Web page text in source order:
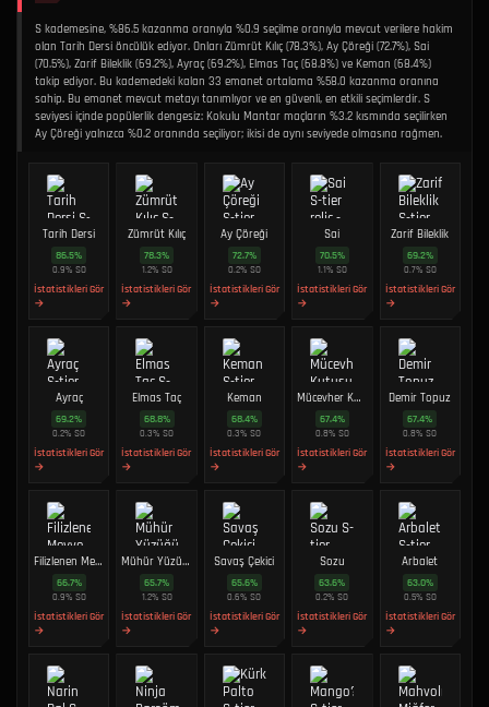
S kademesine, %86.5 kazanma oranıyla %0.9 seçilme oranıyla mevcut verilere hakim
olan Tarih Dersi öncülük ediyor. Onları Zümrüt Kılıç (78.3%), Ay Çöreği (72.7%), Sai
(70.5%), Zarif Bileklik (69.2%), Ayraç (69.2%), Elmas Taç (68.8%) ve Keman (68.4%)
takip ediyor. Bu kademedeki kalan 33 emanet ortalama %58.0 kazanma oranına
sahip. Bu emanet mevcut metayı tanımlıyor ve en güvenli, en etkili seçimlerdir. S
seviyesi içinde popülerlik dengesiz: Kokulu Mantar maçların %3.2 kısmında seçilirken
Ay Çöreği yalnızca %0.2 oranında seçiliyor; ikisi de aynı seviyede olmasına rağmen.
Tarih Dersi
86.5%
0.9% SO
İstatistikleri Gör
→
Zümrüt Kılıç
78.3%
1.2% SO
İstatistikleri Gör
→
Ay Çöreği
72.7%
0.2% SO
İstatistikleri Gör
→
Sai
70.5%
1.1% SO
İstatistikleri Gör
→
Zarif Bileklik
69.2%
0.7% SO
İstatistikleri Gör
→
Ayraç
69.2%
0.2%SO
İstatistikleri Gör
→
Elmas Taç
68.8%
0.3%SO
İstatistikleri Gör
→
Keman
68.4%
0.3%SO
İstatistikleri Gör
→
Mücevher Kutusu
67.4%
0.8% SO
İstatistikleri Gör
→
Demir Topuz
67.4%
0.8%SO
İstatistikleri Gör
→
Filizlenen Meyve
66.7%
0.9% SO
İstatistikleri Gör
→
Mühür Yüzüğü
65.7%
1.2% SO
İstatistikleri Gör
→
Savaş Çekici
65.6%
0.6%SO
İstatistikleri Gör
→
Sozu
63.6%
0.2%SO
İstatistikleri Gör
→
Arbalet
63.0%
0.5% SO
İstatistikleri Gör
→